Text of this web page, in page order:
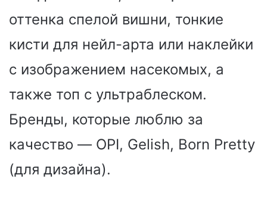
оттенка спелой вишни, тонкие
кисти для нейл-арта или наклейки
с изображением насекомых, а
также топ с ультраблеском.
Бренды, которые люблю за
качество — OPI, Gelish, Born Pretty
(для дизайна).